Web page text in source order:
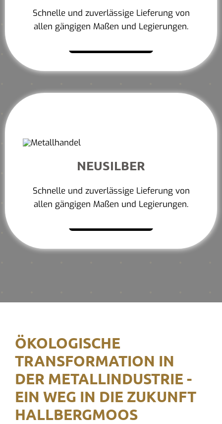
Schnelle und zuverlässige Lieferung von
allen gängigen Maßen und Legierungen.
NEUSILBER
Schnelle und zuverlässige Lieferung von
allen gängigen Maßen und Legierungen.
ÖKOLOGISCHE
TRANSFORMATION IN
DER METALLINDUSTRIE -
EIN WEG IN DIE ZUKUNFT
HALLBERGMOOS